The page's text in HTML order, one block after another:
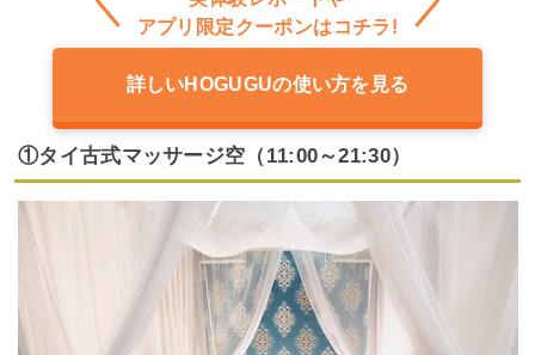
アプリ限定クーポンはコチラ!
詳しいHOGUGUの使い方を見る
①タイ古式マッサージ空（11:00～21:30）